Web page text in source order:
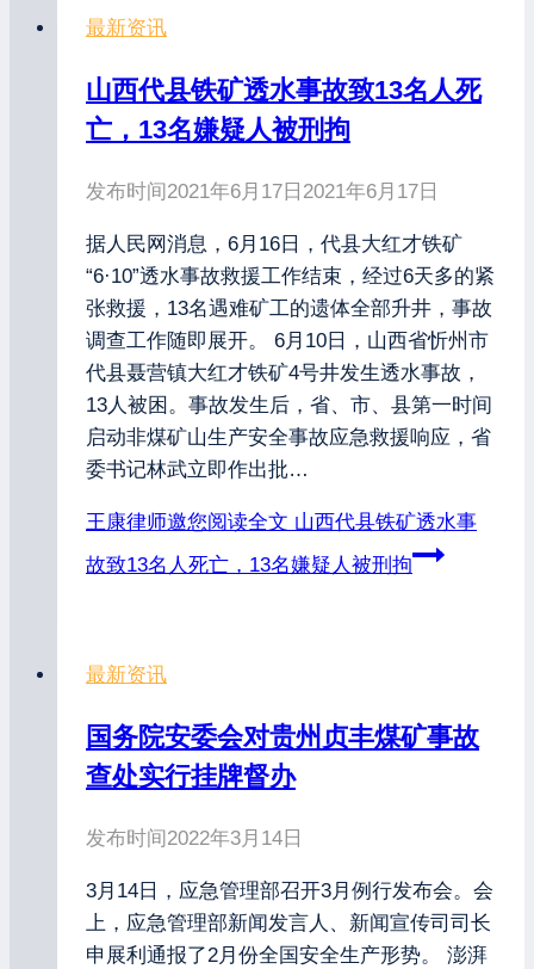
最新资讯
山西代县铁矿透水事故致13名人死
亡，13名嫌疑人被刑拘
发布时间2021年6月17日 2021年6月17日
据人民网消息，6月16日，代县大红才铁矿
“6·10”透水事故救援工作结束，经过6天多的紧
张救援，13名遇难矿工的遗体全部升井，事故
调查工作随即展开。 6月10日，山西省忻州市
代县聂营镇大红才铁矿4号井发生透水事故，
13人被困。事故发生后，省、市、县第一时间
启动非煤矿山生产安全事故应急救援响应，省
委书记林武立即作出批…
王康律师邀您阅读全文 山西代县铁矿透水事
故致13名人死亡，13名嫌疑人被刑拘
最新资讯
国务院安委会对贵州贞丰煤矿事故
查处实行挂牌督办
发布时间2022年3月14日
3月14日，应急管理部召开3月例行发布会。会
上，应急管理部新闻发言人、新闻宣传司司长
申展利通报了2月份全国安全生产形势。 澎湃